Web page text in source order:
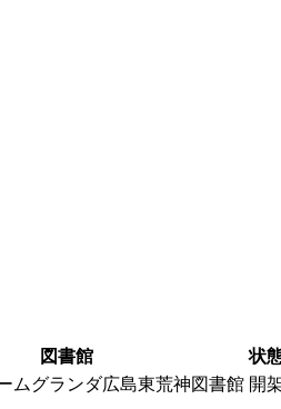
図書館
状
ムグランダ広島東荒神図書館 開